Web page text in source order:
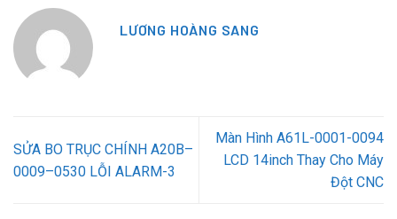
LƯƠNG HOÀNG SANG
SỬA BO TRỤC CHÍNH A20B–
0009–0530 LỖI ALARM-3
Màn Hình A61L-0001-0094
LCD 14inch Thay Cho Máy
Đột CNC